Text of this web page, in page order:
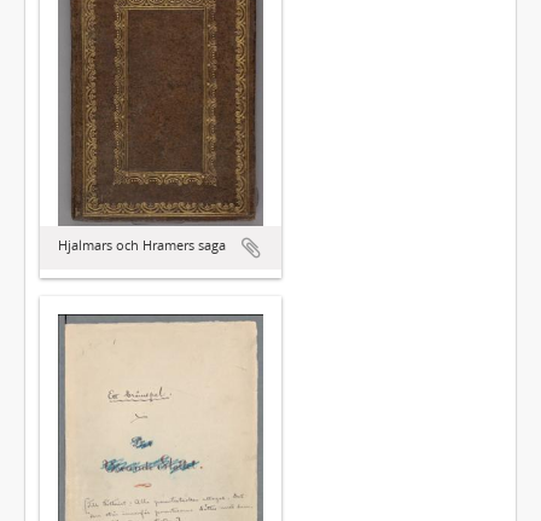
Hjalmars och Hramers saga